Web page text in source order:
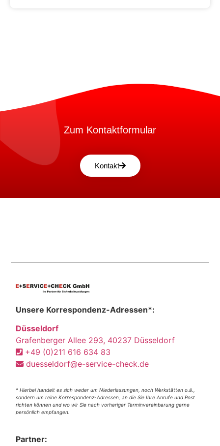
Zum Kontaktformular
Kontakt
Unsere Korrespondenz-Adressen*:
Düsseldorf
Grafenberger Allee 293, 40237 Düsseldorf
+49 (0)211 616 634 83
duesseldorf@e-service-check.de
* Hierbei handelt es sich weder um Niederlassungen, noch Werkstätten o.ä.,
sondern um reine Korrespondenz-Adressen, an die Sie Ihre Anrufe und Post
richten können und wo wir Sie nach vorheriger Terminvereinbarung gerne
persönlich empfangen.
Partner: